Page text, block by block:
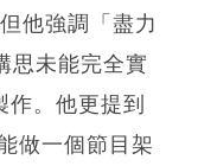
他強調「盡力
思未能完全實
。他更提到
做一個節目架